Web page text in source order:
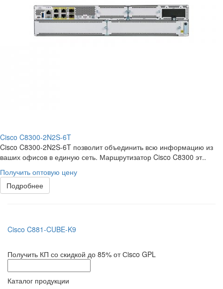
Cisco C8300-2N2S-6T
Cisco C8300-2N2S-6T позволит объединить всю информацию из
ваших офисов в единую сеть. Маршрутизатор Cisco C8300 эт..
Получить оптовую цену
Подробнее
Cisco C881-CUBE-K9
Получить КП со скидкой до 85% от Сisco GPL
Каталог продукции